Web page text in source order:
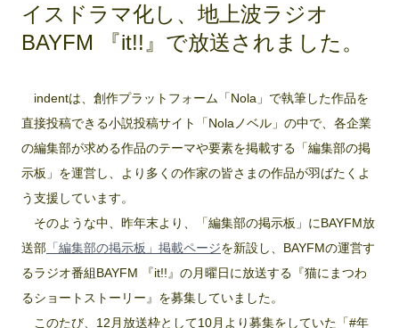
イスドラマ化し、地上波ラジオ
BAYFM 『it!!』で放送されました。
indentは、創作プラットフォーム「Nola」で執筆した作品を
直接投稿できる小説投稿サイト「Nolaノベル」の中で、各企業
の編集部が求める作品のテーマや要素を掲載する「編集部の掲
示板」を運営し、より多くの作家の皆さまの作品が羽ばたくよ
う支援しています。
そのような中、昨年末より、「編集部の掲示板」にBAYFM放
送部 「編集部の掲示板」掲載ページを新設し、BAYFMの運営す
るラジオ番組BAYFM 『it!!』の月曜日に放送する『猫にまつわ
るショートストーリー』を募集していました。
このたび、12月放送枠として10月より募集をしていた「#年